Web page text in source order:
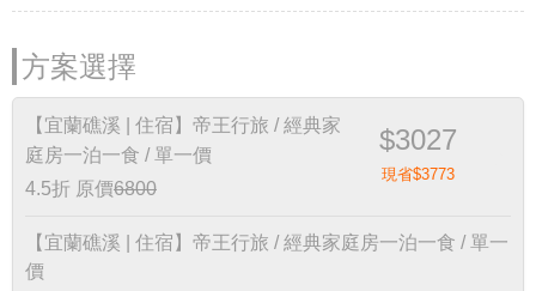
方案選擇
【宜蘭礁溪 | 住宿】帝王行旅 / 經典家
庭房一泊一食 / 單一價
4.5折 原價6800
$3027
現省$3773
【宜蘭礁溪 | 住宿】帝王行旅 / 經典家庭房一泊一食 / 單一
價